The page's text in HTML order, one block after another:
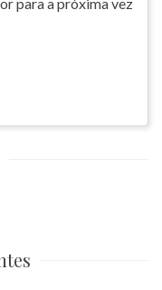
para a próxima vez